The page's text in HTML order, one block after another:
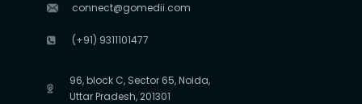
connect@gomedii.com
(+91) 9311101477
96, block C, Sector 65, Noida,
Uttar Pradesh, 201301